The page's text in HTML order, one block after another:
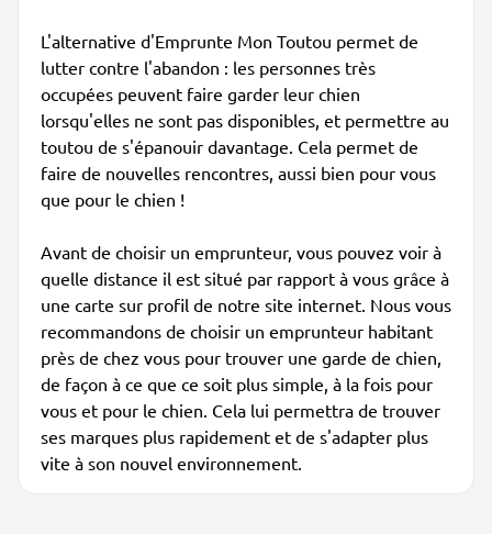
L'alternative d'Emprunte Mon Toutou permet de
lutter contre l'abandon : les personnes très
occupées peuvent faire garder leur chien
lorsqu'elles ne sont pas disponibles, et permettre au
toutou de s'épanouir davantage. Cela permet de
faire de nouvelles rencontres, aussi bien pour vous
que pour le chien !
Avant de choisir un emprunteur, vous pouvez voir à
quelle distance il est situé par rapport à vous grâce à
une carte sur profil de notre site internet. Nous vous
recommandons de choisir un emprunteur habitant
près de chez vous pour trouver une garde de chien,
de façon à ce que ce soit plus simple, à la fois pour
vous et pour le chien. Cela lui permettra de trouver
ses marques plus rapidement et de s'adapter plus
vite à son nouvel environnement.